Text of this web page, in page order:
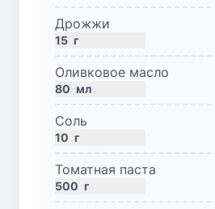
Дрожжи
15 г
Оливковое масло
80 мл
Соль
10 г
Томатная паста
500 г